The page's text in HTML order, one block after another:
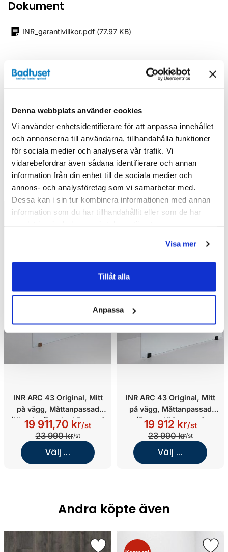
Denna webbplats använder cookies
Vi använder enhetsidentifierare för att anpassa innehållet
och annonserna till användarna, tillhandahålla funktioner
för sociala medier och analysera vår trafik. Vi
vidarebefordrar även sådana identifierare och annan
information från din enhet till de sociala medier och
annons- och analysföretag som vi samarbetar med.
Dessa kan i sin tur kombinera informationen med annan
information som du har tillhandahållit eller som de har
Visa mer
Tillåt alla
Anpassa
Dokument
INR_garantivillkor.pdf (77.97 KB)
Relaterade kategorier
Duschar
Liknande produkter
INR ARC 43 Original, Mitt
på vägg, Måttanpassad
(Klarglas/Brushed Bronze)
19 911,70 kr/st
23 990 kr/st
Välj ...
INR ARC 43 Original, Mitt
på vägg, Måttanpassad
(Frosted/Mattsvart)
19 912 kr/st
23 990 kr/st
Välj ...
Andra köpte även